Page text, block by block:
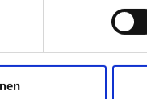
am
GUIDE der
um
Jahren im Einsatz.